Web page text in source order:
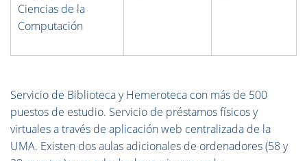
Ciencias de la
Computación
Servicio de Biblioteca y Hemeroteca con más de 500
puestos de estudio. Servicio de préstamos físicos y
virtuales a través de aplicación web centralizada de la
UMA. Existen dos aulas adicionales de ordenadores (58 y